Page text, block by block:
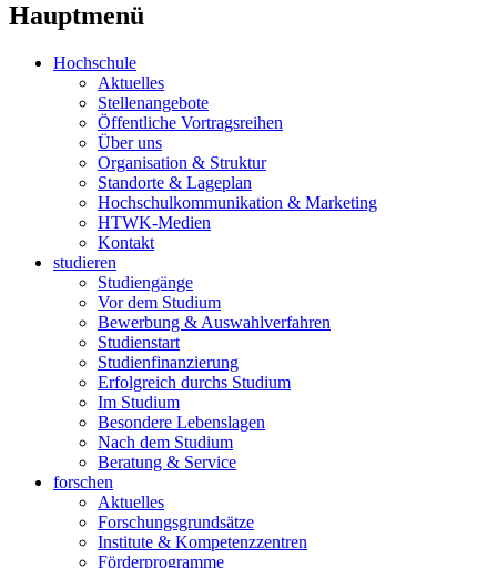
Hauptmenü
Hochschule
Aktuelles
Stellenangebote
Öffentliche Vortragsreihen
Über uns
Organisation & Struktur
Standorte & Lageplan
Hochschulkommunikation & Marketing
HTWK-Medien
Kontakt
studieren
Studiengänge
Vor dem Studium
Bewerbung & Auswahlverfahren
Studienstart
Studienfinanzierung
Erfolgreich durchs Studium
Im Studium
Besondere Lebenslagen
Nach dem Studium
Beratung & Service
forschen
Aktuelles
Forschungsgrundsätze
Institute & Kompetenzzentren
Förderprogramme